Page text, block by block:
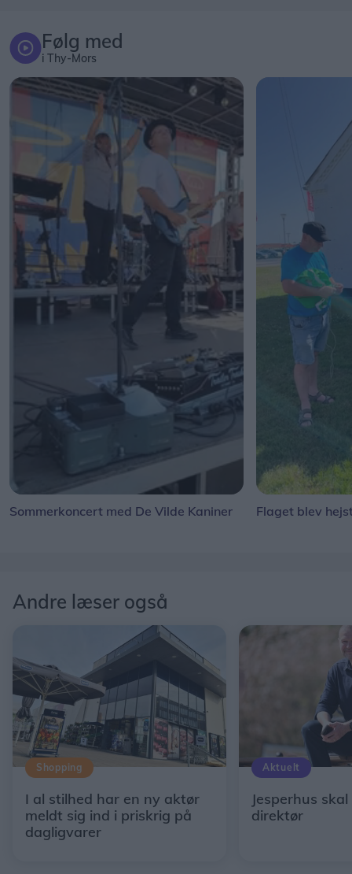
Følg med
i Thy-Mors
Sommerkoncert med De Vilde Kaniner Flaget blev
Andre læser også
Shopping
I al stilhed har en ny aktør
meldt sig ind i priskrig på
dagligvarer
Aktuelt
Jesperhus
direktør